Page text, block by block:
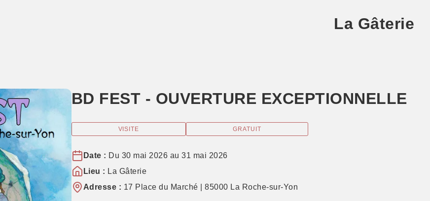
La Gâterie
BD FEST - OUVERTURE EXCEPTIONNELLE
VISITE GRATUIT
Date : Du 30 mai 2026 au 31 mai 2026
Lieu : La Gâterie
Adresse : 17 Place du Marché | 85000 La Roche-sur-Yon